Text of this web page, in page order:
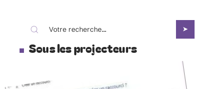
Sous les projecteurs